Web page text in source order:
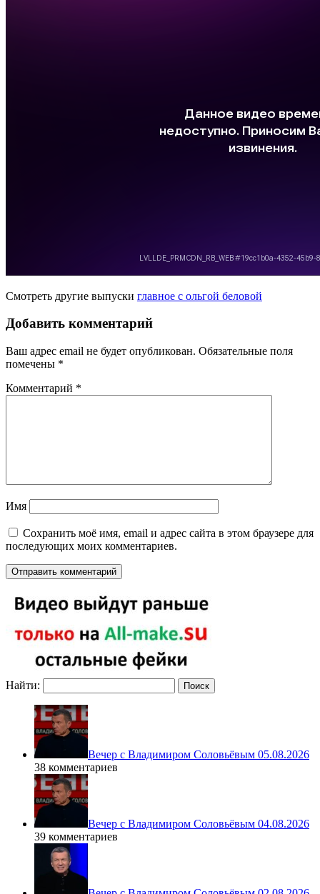
Смотреть другие выпуски главное с ольгой беловой
Добавить комментарий
Ваш адрес email не будет опубликован. Обязательные поля
помечены *
Комментарий *
Имя
Сохранить моё имя, email и адрес сайта в этом браузере для
последующих моих комментариев.
Найти:
Вечер с Владимиром Соловьёвым 05.08.2026
38 комментариев
Вечер с Владимиром Соловьёвым 04.08.2026
39 комментариев